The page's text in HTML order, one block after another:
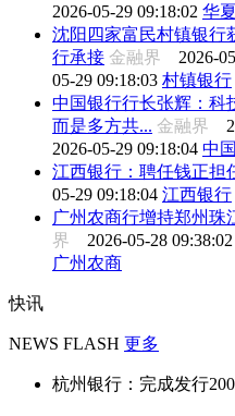
2026-05-29 09:18:02 华
沈阳四家富民村镇银行
行承接 金融界 2026-
05-29 09:18:03 村镇银行
中国银行行长张辉：科
而是多方共... 金融界
2026-05-29 09:18:04 中
江西银行：聘任钱正担
05-29 09:18:04 江西银行
广州农商行增持郑州珠
界 2026-05-28 09:38:02
广州农商
快讯
NEWS FLASH 更多
杭州银行：完成发行